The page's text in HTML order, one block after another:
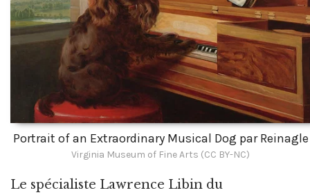
Portrait of an Extraordinary Musical Dog par Reinagle
Virginia Museum of Fine Arts (CC BY-NC)
Le spécialiste Lawrence Libin du